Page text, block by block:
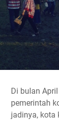
Di bulan
pemerintah
jadinya, kota